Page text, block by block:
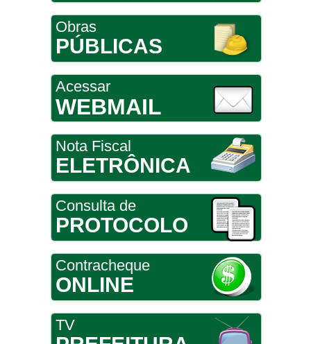
Obras
PÚBLICAS
Acessar
WEBMAIL
Nota Fiscal
ELETRÔNICA
Consulta de
PROTOCOLO
Contracheque
ONLINE
TV